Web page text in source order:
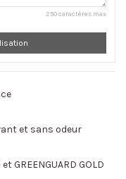
250 caractères max
et sans odeur
GREENGUARD GOLD